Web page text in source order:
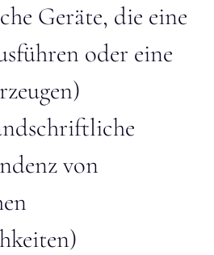
Geräte, die eine
oder eine
von